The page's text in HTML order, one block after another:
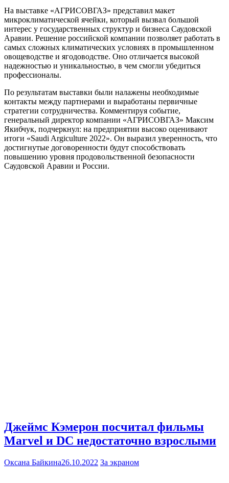
На выставке «АГРИСОВГАЗ» представил макет
микроклиматической ячейки, который вызвал большой
интерес у государственных структур и бизнеса Саудовской
Аравии. Решение российской компании позволяет работать в
самых сложных климатических условиях в промышленном
овощеводстве и ягодоводстве. Оно отличается высокой
надежностью и уникальностью, в чем смогли убедиться
профессионалы.
По результатам выставки были налажены необходимые
контакты между партнерами и выработаны первичные
стратегии сотрудничества. Комментируя событие,
генеральный директор компании «АГРИСОВГАЗ» Максим
Якибчук, подчеркнул: на предприятии высоко оценивают
итоги «Saudi Argiculture 2022». Он выразил уверенность, что
достигнутые договоренности будут способствовать
повышению уровня продовольственной безопасности
Саудовской Аравии и России.
Джеймс Кэмерон посчитал фильмы
Marvel и DC недостаточно взрослыми
Оксана Байкина26.10.2022 За экраном